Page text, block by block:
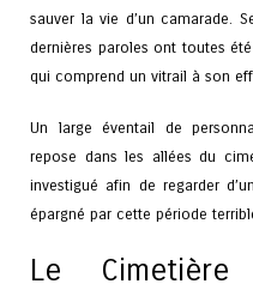
sauver la vie d’un camarade.
dernières paroles ont toutes
qui comprend un vitrail à son
Un large éventail de
repose dans les allées du
investigué afin de regarder
épargné par cette période
Le Cimetière